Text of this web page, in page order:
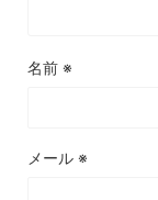
名前 ※
メール ※